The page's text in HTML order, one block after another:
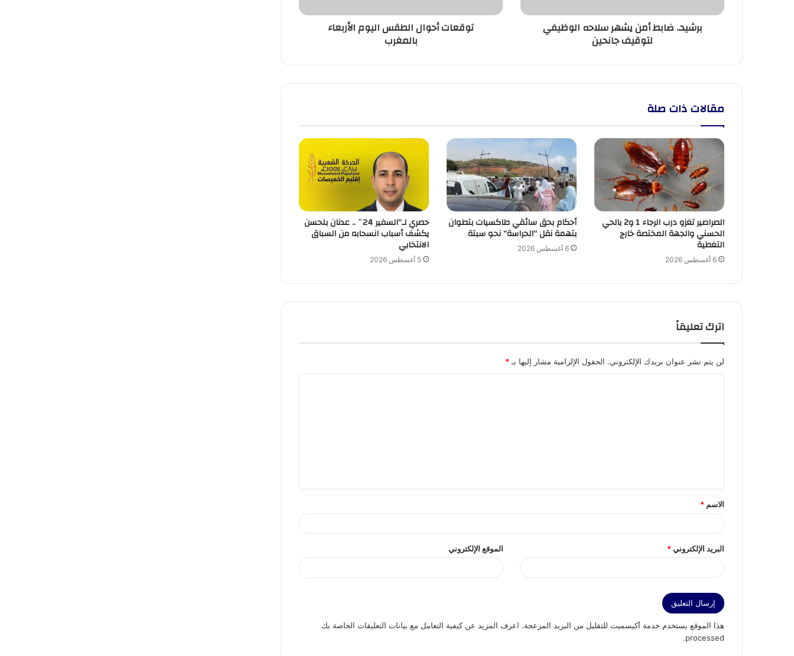
برشيد.. ضابط أمن يشهر سلاحه الوظيفي
لتوقيف جانحين
توقعات أحوال الطقس اليوم الأربعاء
بالمغرب
مقالات ذات صلة
الصراصير تغزو درب الرجاء 1 و2 بالحي
الحسني والجهة المختصة خارج
التغطية
6 أغسطس 2026
أحكام بحق سائقي طاكسيات بتطوان
بتهمة نقل “الحراسة” نحو سبتة
6 أغسطس 2026
حصري لـ”السفير 24″ .. عدنان بلحسن
يكشف أسباب انسحابه من السباق
الانتخابي
5 أغسطس 2026
اترك تعليقاً
لن يتم نشر عنوان بريدك الإلكتروني. الحقول الإلزامية مشار إليها بـ*
ق
*
الاسم *
البريد الإلكتروني* الموقع الإلكتروني
هذا الموقع يستخدم خدمة أكيسميت للتقليل من البريد المزعجة. اعرف المزيد عن كيفية التعامل مع بيانات التعليقات الخاصة بك
processed
.